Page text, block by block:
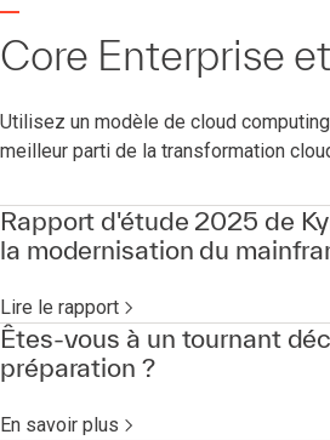
Core Enterprise
Utilisez un modèle de cloud
meilleur parti de la transformation
Rapport d'étude 2025 de
la modernisation du
Lire le rapport
Êtes-vous à un tournant
préparation ?
En savoir plus